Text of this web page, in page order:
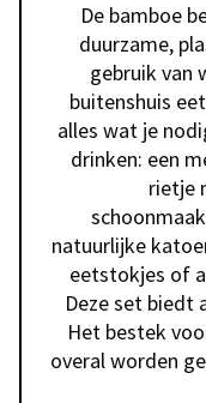
De bamboe
duurzame,
gebruik van
buitenshuis
alles wat je
drinken: een
rietje
natuurlijke
eetstokjes of
Deze set biedt
Het bestek
overal worden